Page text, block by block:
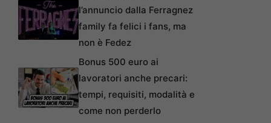
l’annuncio dalla Ferragnez
family fa felici i fans, ma
non è Fedez
Bonus 500 euro ai
lavoratori anche precari:
tempi, requisiti, modalità e
come non perderlo